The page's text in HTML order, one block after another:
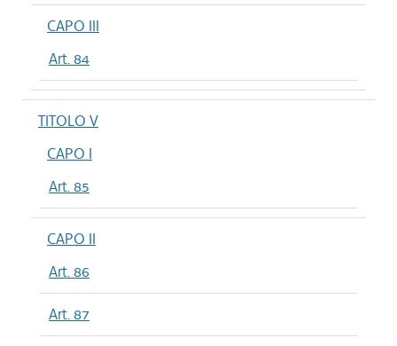
CAPO III
Art. 84
TITOLO V
CAPO I
Art. 85
CAPO II
Art. 86
Art. 87